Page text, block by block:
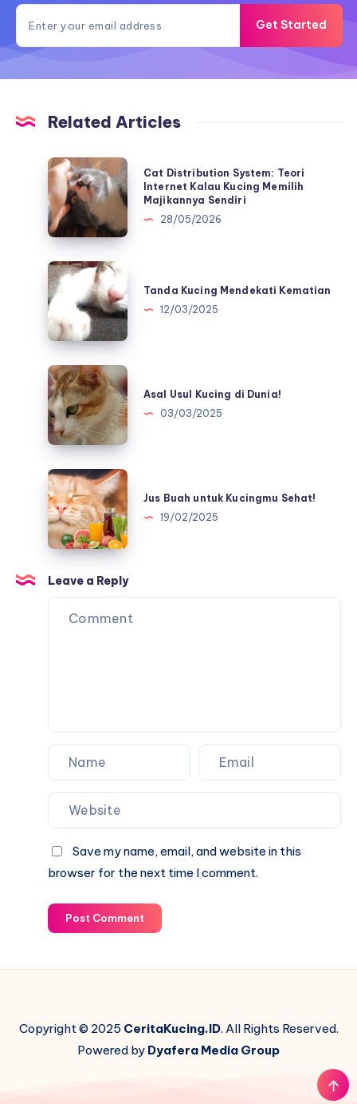
Get Started
Related Articles
Cat
Distribution
System:
Teori
Internet
Kalau
Kucing
Memilih
Majikannya
Sendiri
Cat Distribution System: Teori
Internet Kalau Kucing Memilih
Majikannya Sendiri
28/05/2026
Tanda
Kucing
Mendekati
Kematian
Tanda Kucing Mendekati Kematian
12/03/2025
Asal
Usul
Kucing
di
Dunia!
Asal Usul Kucing di Dunia!
03/03/2025
Jus
Buah
untuk
Kucingmu
Sehat!
Jus Buah untuk Kucingmu Sehat!
19/02/2025
Leave a Reply
Save my name, email, and website in this
browser for the next time I comment.
Post Comment
Copyright © 2025 CeritaKucing.ID. All Rights Reserved.
Powered by Dyafera Media Group